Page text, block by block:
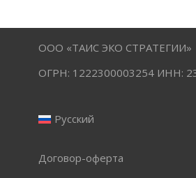
ООО «ТАИС ЭКО СТРАТЕГИИ»
ОГРН: 1222300003254 ИНН:
Русский
Договор-оферта